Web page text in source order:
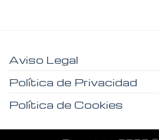
Aviso Legal
Política de Privacidad
Política de Cookies